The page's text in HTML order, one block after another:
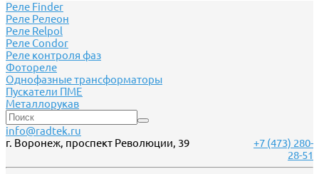
Реле Finder
Реле Релеон
Реле Relpol
Реле Сondor
Реле контроля фаз
Фотореле
Однофазные трансформаторы
Пускатели ПМЕ
Металлорукав
info@radtek.ru
г. Воронеж, проспект Революции, 39
+7 (473) 280-
28-51